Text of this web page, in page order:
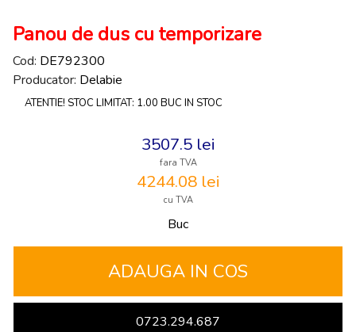
Panou de dus cu temporizare
Cod: DE792300
Producator: Delabie
ATENTIE! STOC LIMITAT: 1.00 BUC IN STOC
3507.5 lei
fara TVA
4244.08 lei
cu TVA
Buc
0723.294.687